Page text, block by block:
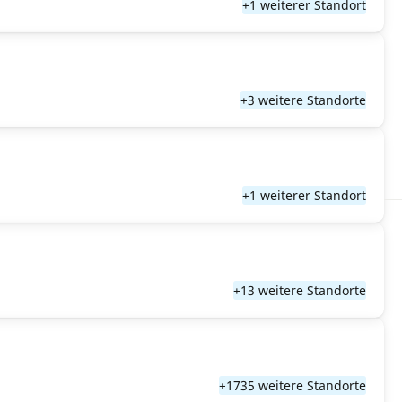
+1 weiterer Standort
+3 weitere Standorte
+1 weiterer Standort
+13 weitere Standorte
+1735 weitere Standorte